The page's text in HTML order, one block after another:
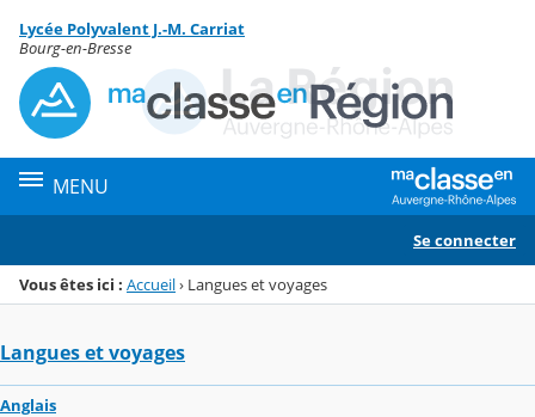
Menu de la rubrique
Contenu
Lycée Polyvalent J.-M. Carriat
Bourg-en-Bresse
MENU
Se connecter
Vous êtes ici : Accueil› Langues et voyages
Langues et voyages
Anglais